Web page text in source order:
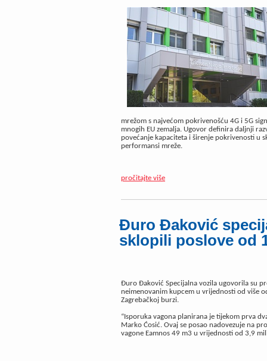
mrežom s najvećom pokrivenošću 4G i 5G
mnogih EU zemalja. Ugovor definira daljnji
povećanje kapaciteta i širenje pokrivenosti u
performansi mreže.
pročitajte više
Đuro Đaković
sklopili poslove od
Đuro Đaković Specijalna vozila ugovorila su
neimenovanim kupcem u vrijednosti od više
Zagrebačkoj burzi.
“Isporuka vagona planirana je tijekom prva
Marko Ćosić. Ovaj se posao nadovezuje na
vagone Eamnos 49 m3 u vrijednosti od 3,9